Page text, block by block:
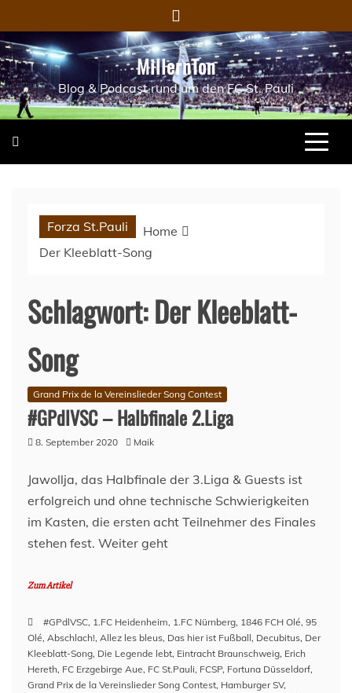
to
content
MillernTon
Blog & Podcast rund um den FC St. Pauli
Forza St.Pauli
Home
Der Kleeblatt-Song
Schlagwort:Der Kleeblatt-
Song
Grand Prix de la Vereinslieder Song Contest
#GPdlVSC – Halbfinale 2.Liga
8. September 2020 Maik
Jawollja, das Halbfinale der 3.Liga & Guests ist
erfolgreich und ohne technische Schwierigkeiten
im Kasten, die ersten acht Teilnehmer des Finales
stehen fest. Weiter geht
Zum Artikel
#GPdlVSC, 1.FC Heidenheim, 1.FC Nürnberg, 1846 FCH Olé, 95
Olé, Abschlach!, Allez les bleus, Das hier ist Fußball, Decubitus, Der
Kleeblatt-Song, Die Legende lebt, Eintracht Braunschweig, Erich
Hereth, FC Erzgebirge Aue, FC St.Pauli, FCSP, Fortuna Düsseldorf,
Grand Prix de la Vereinslieder Song Contest, Hamburger SV,